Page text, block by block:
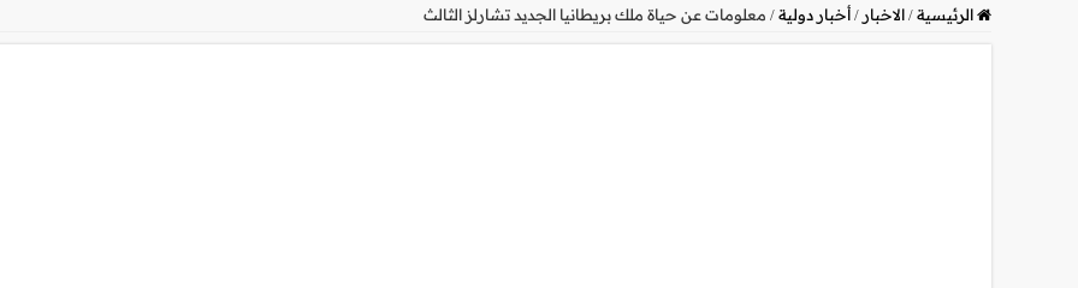
الرئيسية/الاخبار /أخبار دولية/ معلومات عن حياة ملك بريطانيا الجديد تشارلز الثالث